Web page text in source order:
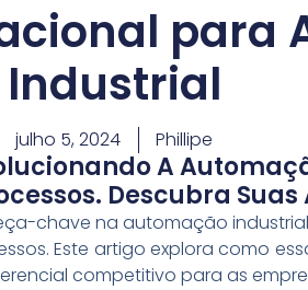
para
Industrial
julho 5, 2024 Phillipe
A
Descubra
chave na automação
Este artigo explora como
competitivo para as